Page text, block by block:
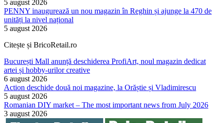
5 august 2026
PENNY inaugurează un nou magazin în Reghin și ajunge la 470 de
unități la nivel național
5 august 2026
Citește și BricoRetail.ro
București Mall anunță deschiderea ProfiArt, noul magazin dedicat
artei și hobby-urilor creative
6 august 2026
Action deschide două noi magazine, la Orăștie și Vladimirescu
5 august 2026
Romanian DIY market – The most important news from July 2026
3 august 2026